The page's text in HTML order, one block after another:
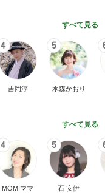
すべて見る
4
吉岡淳
5
水森かおり
すべて見る
4
MOMIママ
5
石 安伊